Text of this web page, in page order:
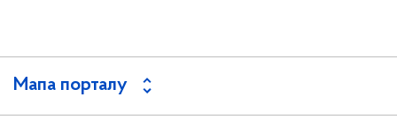
Мапа порталу